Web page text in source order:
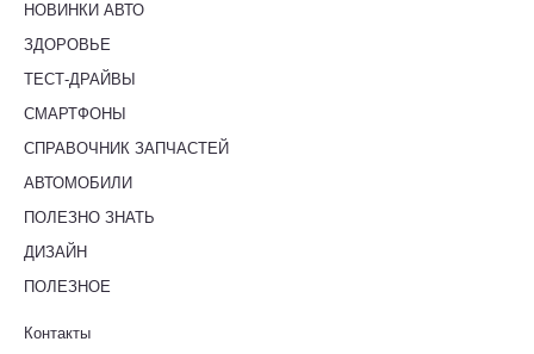
НОВИНКИ АВТО
ЗДОРОВЬЕ
ТЕСТ-ДРАЙВЫ
СМАРТФОНЫ
СПРАВОЧНИК ЗАПЧАСТЕЙ
АВТОМОБИЛИ
ПОЛЕЗНО ЗНАТЬ
ДИЗАЙН
ПОЛЕЗНОЕ
Контакты